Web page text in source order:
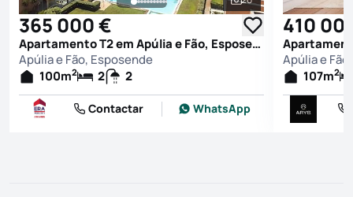
Ver todas as
365 000 €
Apartamento T2 em Apúlia e Fão, Esposende
Apúlia e Fão, Esposende
100m2 2 2
Contactar WhatsApp
410
Apúlia e
107m2